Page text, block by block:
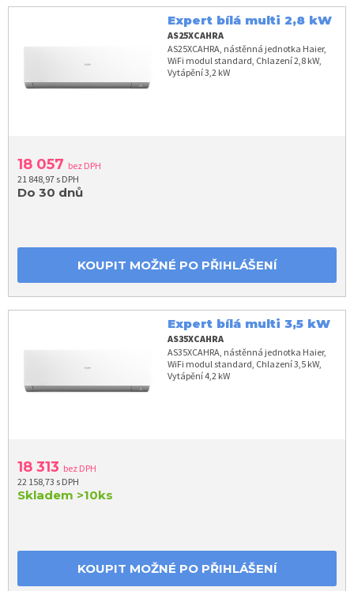
Expert bílá multi 2,8 kW
AS25XCAHRA
AS25XCAHRA, nástěnná jednotka Haier,
WiFi modul standard, Chlazení 2,8 kW,
Vytápění 3,2 kW
18 057 bez DPH
21 848,97 s DPH
Do 30 dnů
KOUPIT MOŽNÉ PO PŘIHLÁŠENÍ
Expert bílá multi 3,5 kW
AS35XCAHRA
AS35XCAHRA, nástěnná jednotka Haier,
WiFi modul standard, Chlazení 3,5 kW,
Vytápění 4,2 kW
18 313 bez DPH
22 158,73 s DPH
Skladem >10ks
KOUPIT MOŽNÉ PO PŘIHLÁŠENÍ